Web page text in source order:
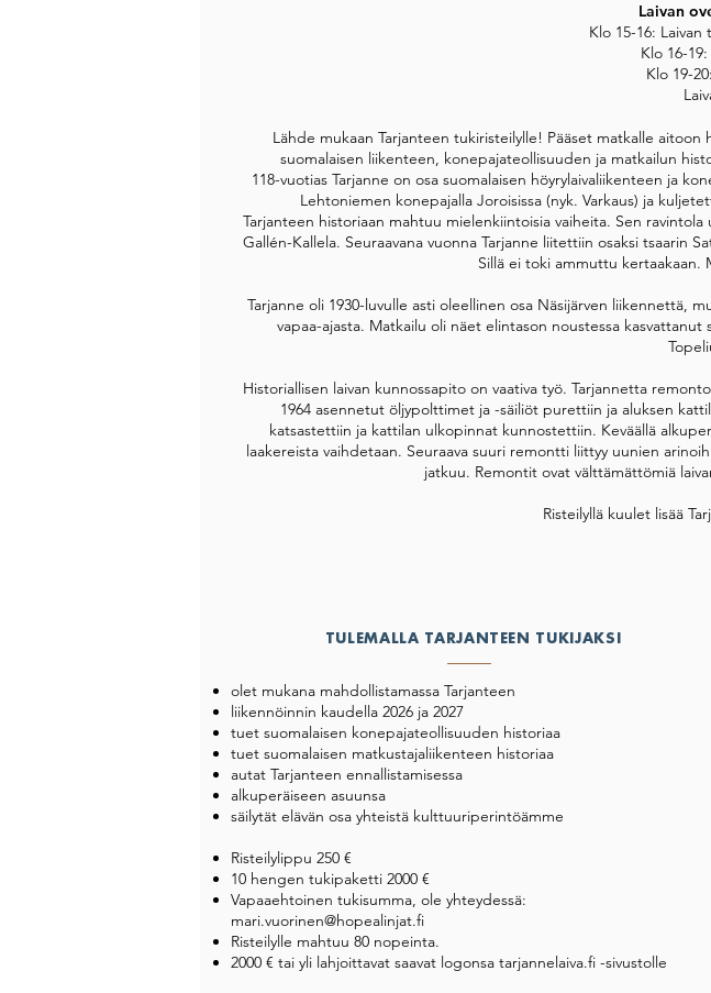
Tarjanne on viimeinen pitkän linjan matkustajahöyrylaiva
matkustajahöyrylaiva. Matkan aikana matkustajat pääsevät
Akseli Gallen-
Tarjanne siirtyi kulkemaan koivuhaloilla kaudesta 2023 eteenpäin.
poistettiin ja tulipesiin
Matkustajille muutos näyttäytyi öljypoltinten kohinan
Pitkää reittiä ajavan höyrylaivan paluu biopolttoaineeseen on
piirun verran kohti alkuperäistä asuaan ja suuntaa
Lisää Tarjanteen
Laivan
Klo 15-16:
Klo 16-
Klo 19-
Lähde mukaan Tarjanteen tukiristeilylle! Pääset matkalle
suomalaisen liikenteen, konepajateollisuuden ja matkailun
118-vuotias Tarjanne on osa suomalaisen höyrylaivaliikenteen ja
Lehtoniemen konepajalla Joroisissa (nyk. Varkaus) ja
Tarjanteen historiaan mahtuu mielenkiintoisia vaiheita. Sen
Gallén-Kallela. Seuraavana vuonna Tarjanne liitettiin osaksi tsaarin
Sillä ei toki ammuttu kertaakaan.
Tarjanne oli 1930-luvulle asti oleellinen osa Näsijärven liikennettä,
vapaa-ajasta. Matkailu oli näet elintason noustessa
Historiallisen laivan kunnossapito on vaativa työ. Tarjannetta
1964 asennetut öljypolttimet ja -säiliöt purettiin ja aluksen
katsastettiin ja kattilan ulkopinnat kunnostettiin. Keväällä
laakereista vaihdetaan. Seuraava suuri remontti liittyy uunien
jatkuu. Remontit ovat välttämättömiä
Risteilyllä kuulet lisää
TULEMALLA TARJANTEEN TUKIJAKSI
olet mukana mahdollistamassa Tarjanteen
liikennöinnin kaudella 2026 ja 2027
tuet suomalaisen konepajateollisuuden historiaa
tuet suomalaisen matkustajaliikenteen historiaa
autat Tarjanteen ennallistamisessa
alkuperäiseen asuunsa
säilytät elävän osa yhteistä kulttuuriperintöämme
Risteilylippu 250 €
10 hengen tukipaketti 2000 €
Vapaaehtoinen tukisumma, ole yhteydessä:
mari.vuorinen@hopealinjat.fi
Risteilylle mahtuu 80 nopeinta.
2000 € tai yli lahjoittavat saavat logonsa tarjannelaiva.fi -sivustolle